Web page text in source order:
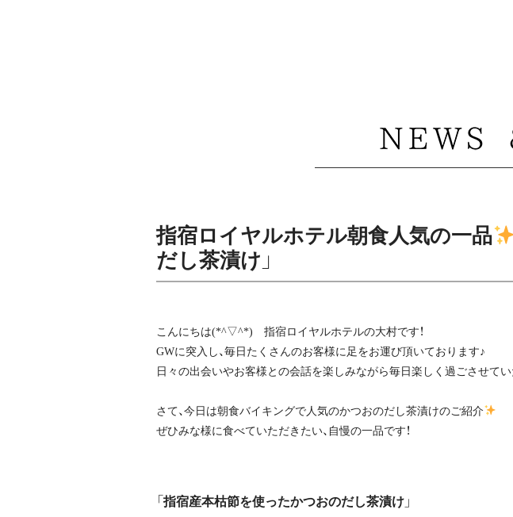
指宿ロイヤルホテル朝食人気の一品
だし茶漬け」
こんにちは(*^▽^*) 指宿ロイヤルホテルの大村です！
GWに突入し、毎日たくさんのお客様に足をお運び頂いております♪
日々の出会いやお客様との会話を楽しみながら毎日楽しく過ごさせてい
さて、今日は朝食バイキングで人気のかつおのだし茶漬けのご紹介
ぜひみな様に食べていただきたい、自慢の一品です！
「指宿産本枯節を使ったかつおのだし茶漬け」